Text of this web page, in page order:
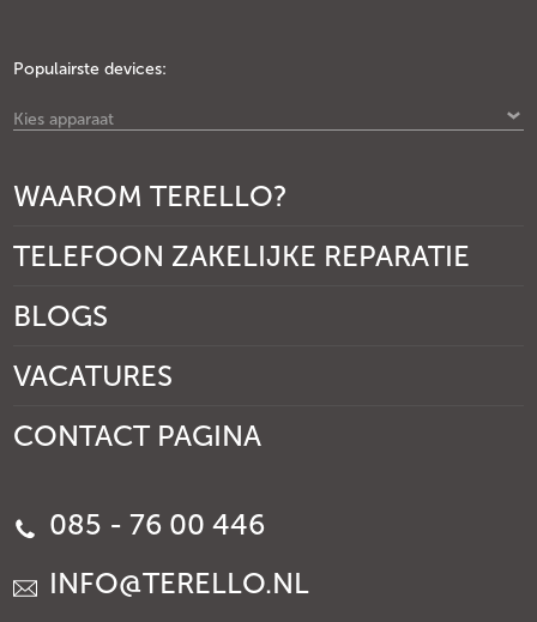
Populairste devices:
Kies apparaat
WAAROM TERELLO?
TELEFOON ZAKELIJKE REPARATIE
BLOGS
VACATURES
CONTACT PAGINA
085 - 76 00 446
INFO@TERELLO.NL